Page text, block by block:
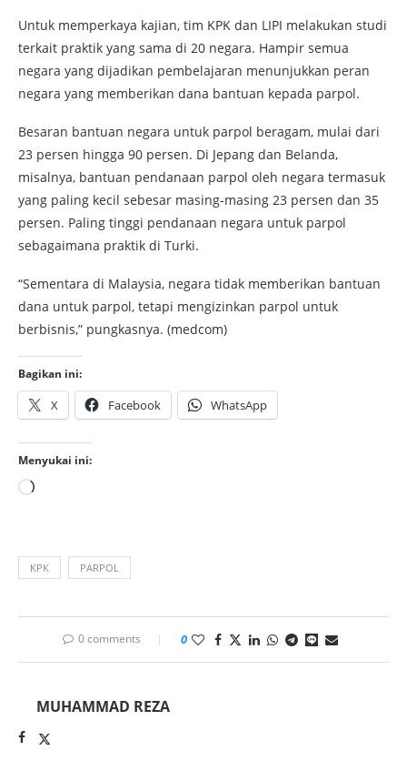
Untuk memperkaya kajian, tim KPK dan LIPI melakukan studi
terkait praktik yang sama di 20 negara. Hampir semua
negara yang dijadikan pembelajaran menunjukkan peran
negara yang memberikan dana bantuan kepada parpol.
Besaran bantuan negara untuk parpol beragam, mulai dari
23 persen hingga 90 persen. Di Jepang dan Belanda,
misalnya, bantuan pendanaan parpol oleh negara termasuk
yang paling kecil sebesar masing-masing 23 persen dan 35
persen. Paling tinggi pendanaan negara untuk parpol
sebagaimana praktik di Turki.
“Sementara di Malaysia, negara tidak memberikan bantuan
dana untuk parpol, tetapi mengizinkan parpol untuk
berbisnis,” pungkasnya. (medcom)
Bagikan ini:
X Facebook WhatsApp
Menyukai ini:
KPK PARPOL
0 comments 0
MUHAMMAD REZA